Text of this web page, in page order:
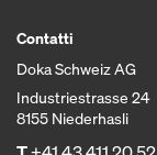
Contatti
Doka Schweiz AG
Industriestrasse 24
8155 Niederhasli